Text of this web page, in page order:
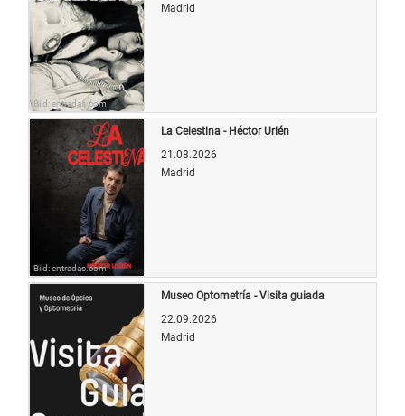
Bild: entradas.com
Madrid
Bild: entradas.com
La Celestina - Héctor Urién
21.08.2026
Madrid
Museo Optometría - Visita guiada
22.09.2026
Madrid